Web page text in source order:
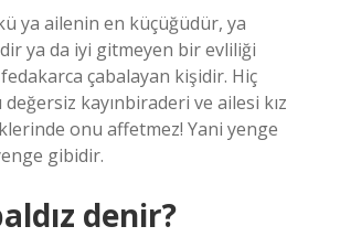
ya ailenin en küçüğüdür, ya
ya da iyi gitmeyen bir evliliği
çabalayan kişidir. Hiç
kayınbiraderi ve ailesi kız
onu affetmez! Yani yenge
gibidir.
denir?